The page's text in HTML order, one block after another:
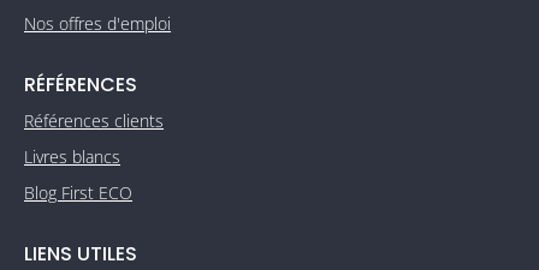
Nos offres d'emploi
RÉFÉRENCES
Références clients
Livres blancs
Blog First ECO
LIENS UTILES